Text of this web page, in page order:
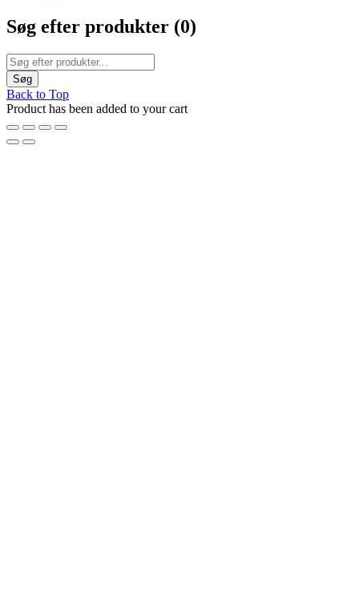
Søg efter produkter (0)
Back to Top
Product has been added to your cart